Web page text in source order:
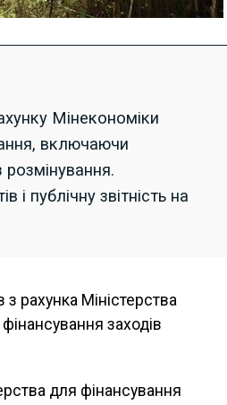
Мінекономіки
включаючи
розмінування.
публічну звітність на
рахунка Міністерства
заходів
для фінансування